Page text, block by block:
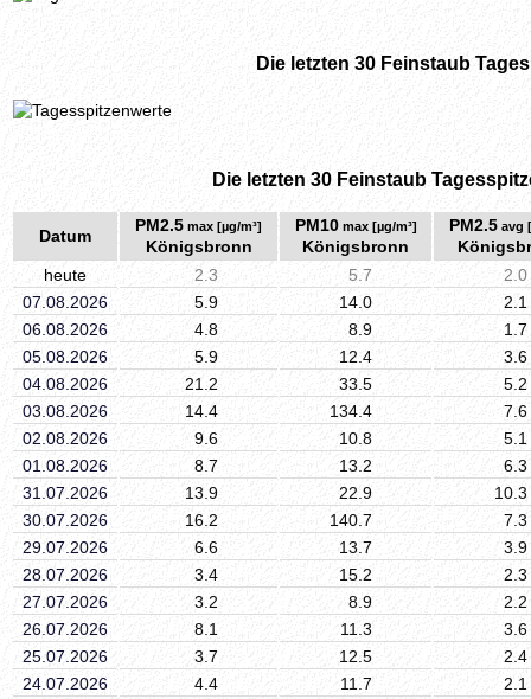
Die letzten 30 Feinstaub
Die letzten 30 Feinstaub
Datum
PM2.5 max [µg/m³]
Königsbronn
PM10max [µg/m³]
Königsbronn
PM2.5avg
heute
2.3 5.7
2.0
07.08.2026
5.9 14.0
2.1
06.08.2026
4.8 8.9
1.7
05.08.2026
5.9 12.4
3.6
04.08.2026
21.2 33.5
5.2
03.08.2026
14.4 134.4
7.6
02.08.2026
9.6 10.8
5.1
01.08.2026
8.7 13.2
6.3
31.07.2026
13.9 22.9
10.3
30.07.2026
16.2 140.7
7.3
29.07.2026
6.6 13.7
3.9
28.07.2026
3.4 15.2
2.3
27.07.2026
3.2 8.9
2.2
26.07.2026
8.1 11.3
3.6
25.07.2026
3.7 12.5
2.4
24.07.2026
4.4 11.7
2.1